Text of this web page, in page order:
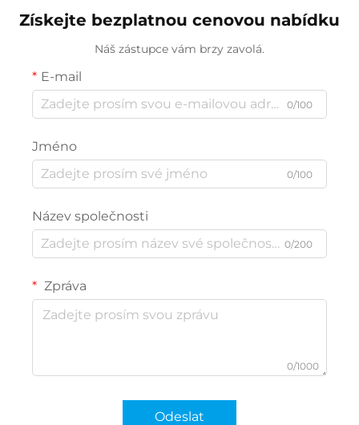
Získejte bezplatnou cenovou nabídku
Náš zástupce vám brzy zavolá.
E-mail
0/100
Jméno
0/100
Název společnosti
0/200
Zpráva
0/1000
Odeslat